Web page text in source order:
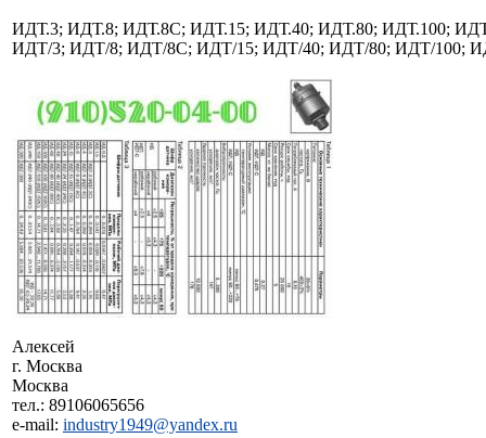
ИДТ.3; ИДТ.8; ИДТ.8С; ИДТ.15; ИДТ.40; ИДТ.80; ИДТ.100;
ИДТ/3; ИДТ/8; ИДТ/8С; ИДТ/15; ИДТ/40; ИДТ/80; ИДТ/100;
Алексей
г. Москва
Москва
тел.: 89106065656
e-mail: industry1949@yandex.ru